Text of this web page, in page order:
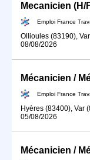
Mecanicien (H/
Emploi France
Ollioules (83190),
08/08/2026
Emploi France
Hyères (83400), Var
05/08/2026
Mécanicien /